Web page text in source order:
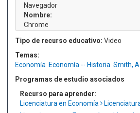
Navegador
Nombre:
Chrome
Tipo de recurso educativo: Video
Temas:
Economía Economía -- Historia Smith,
Programas de estudio asociados
Recurso para aprender:
Licenciatura en Economía